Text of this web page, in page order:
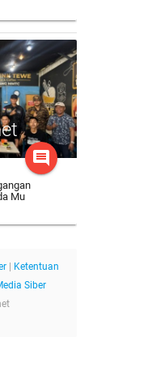
comment
Mu
Ketentuan
Siber